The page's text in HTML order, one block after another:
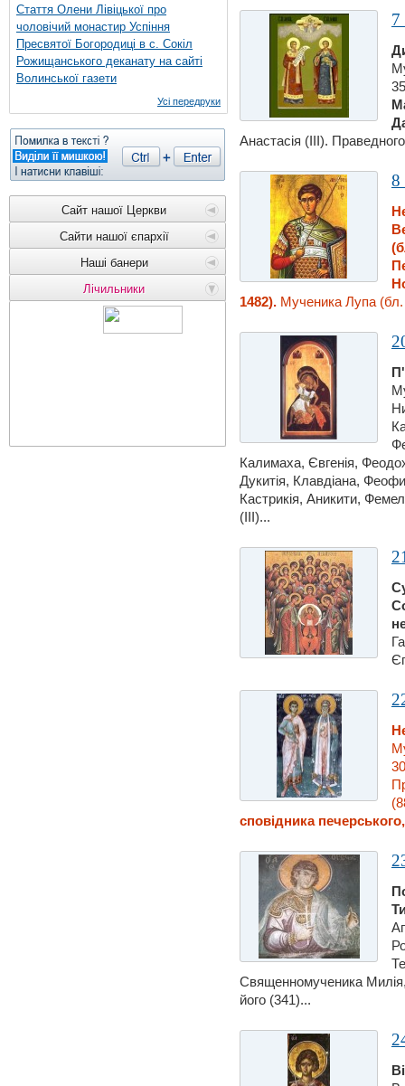
Стаття Олени Лівіцької про
чоловічий монастир Успіння
Пресвятої Богородиці в с. Сокіл
Рожищанського деканату на сайті
Волинської газети
Усі передруки
Сайт нашої Церкви
Сайти нашої єпархії
Наші банери
Лічильники
7
Анастасiя (ІІІ).
8
1482). Мученика Лупа
Калимаха, Євгенiя,
Дукитiя, Клавдіана,
Кастрикiя, Аникити,
(ІІІ)...
сповідника
Священномученика
його (341)...